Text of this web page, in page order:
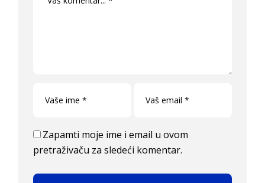
Zapamti moje ime i email u ovom
pretraživaču za sledeći komentar.